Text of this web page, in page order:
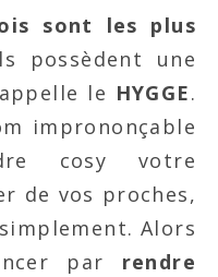
sont les plus
possèdent une
le HYGGE.
imprononçable
cosy votre
de vos proches,
Alors
par rendre